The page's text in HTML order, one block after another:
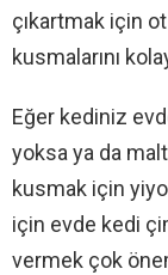
çıkartmak için
kusmalarını
Eğer kediniz
yoksa ya da
kusmak için
için evde kedi
vermek çok